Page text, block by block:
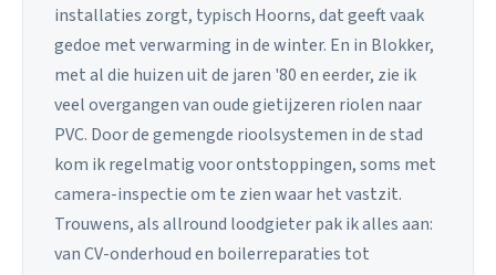
installaties zorgt, typisch Hoorns, dat geeft vaak
gedoe met verwarming in de winter. En in Blokker,
met al die huizen uit de jaren '80 en eerder, zie ik
veel overgangen van oude gietijzeren riolen naar
PVC. Door de gemengde rioolsystemen in de stad
kom ik regelmatig voor ontstoppingen, soms met
camera-inspectie om te zien waar het vastzit.
Trouwens, als allround loodgieter pak ik alles aan:
van CV-onderhoud en boilerreparaties tot